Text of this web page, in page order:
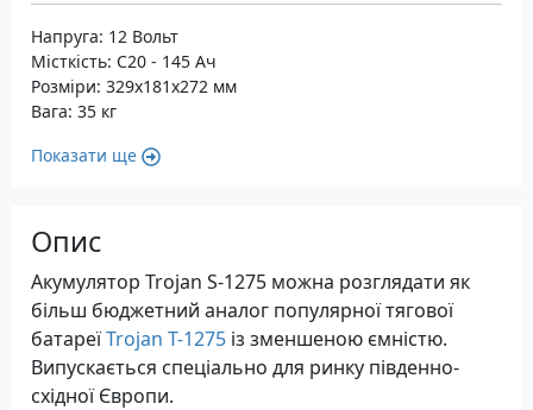
Напруга: 12 Вольт
Місткість: С20 - 145 Ач
Розміри: 329x181x272 мм
Вага: 35 кг
Показати ще
Опис
Акумулятор Trojan S-1275 можна розглядати як
більш бюджетний аналог популярної тягової
батареїTrojan T-1275 із зменшеною ємністю.
Випускається спеціально для ринку південно-
східної Європи.